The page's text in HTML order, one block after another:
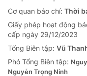
Cơ quan báo chí: Thời
Giấy phép hoạt động
cấp ngày 29/12/2023
Tổng Biên tập: Vũ
Phó Tổng Biên tập:
Nguyễn Trọng Ninh